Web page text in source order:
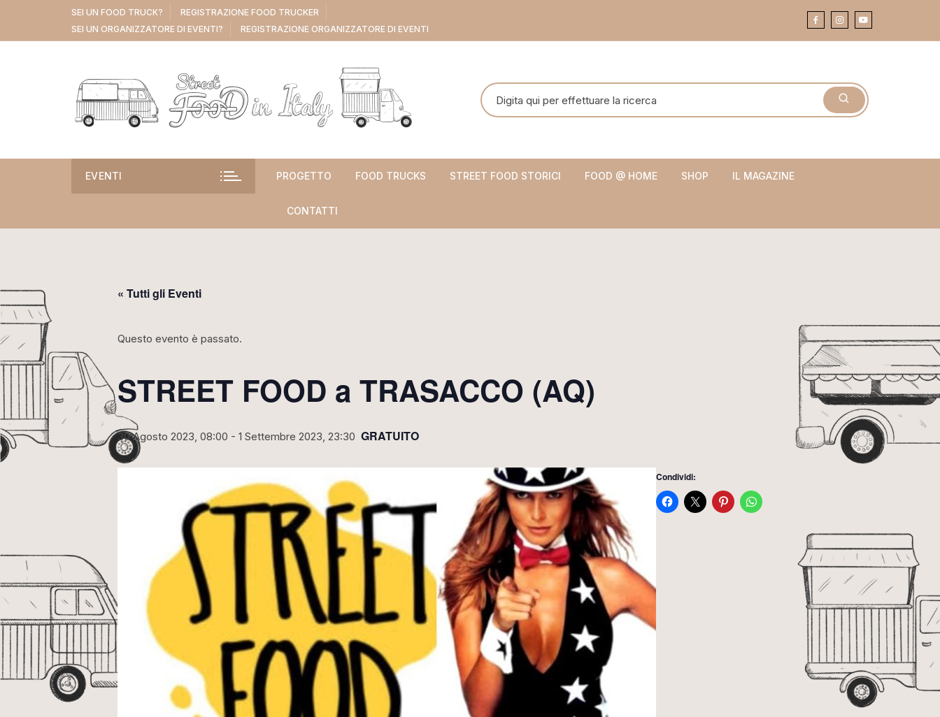
contenuto
SEI UN FOOD TRUCK?
REGISTRAZIONE FOOD TRUCKER
SEI UN ORGANIZZATORE DI EVENTI?
REGISTRAZIONE ORGANIZZATORE DI EVENTI
Cerca:
EVENTI PROGETTO FOOD TRUCKS STREET FOOD STORICI FOOD @ HOME SHOP IL MAGAZINE
CONTATTI
« Tutti gli Eventi
Questo evento è passato.
STREET FOOD a TRASACCO (AQ)
30 Agosto 2023, 08:00 - 1 Settembre 2023, 23:30 GRATUITO
Condividi: